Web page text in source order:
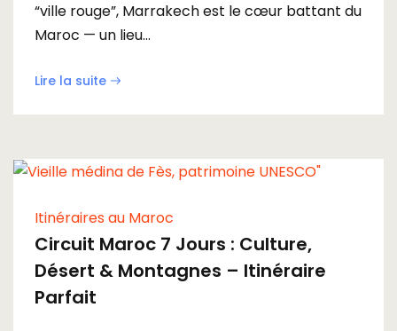
“ville rouge”, Marrakech est le cœur battant du
Maroc — un lieu...
Lire la suite
Itinéraires au Maroc
Circuit Maroc 7 Jours : Culture,
Désert & Montagnes – Itinéraire
Parfait